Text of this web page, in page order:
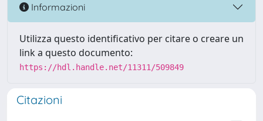
Informazioni
Utilizza questo identificativo per citare o creare un
link a questo documento:
https://hdl.handle.net/11311/509849
Citazioni